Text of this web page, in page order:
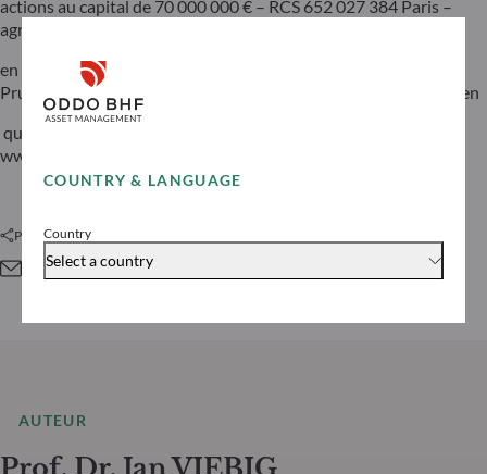
COUNTRY & LANGUAGE
Country
Select a country
actions au capital de 70 000 000 € – RCS 652 027 384 Paris –
agréée
en qualité d’établissement de crédit par l’Autorité de Contrôle
Prudentiel et de Résolution (ACPR) et immatriculée à l’ORIAS en
qualité de courtier d’assurance sous le numéro 08046444. –
www.oddo-bhf.com
Partager cet article
AUTEUR